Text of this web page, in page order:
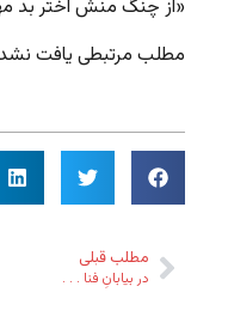
«از چنگ منش اختر بد
مطلب مرتبطی یافت
مطلب قبلی
در بیابانِ فنا . . .